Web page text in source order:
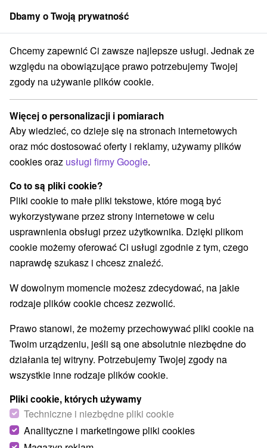
członek grupySorger
Penzióny Stredné Slovensko Žilinský kraj Terchová
Penzióny Terchová
Kategorie
Wszystkie kategorie
Hotele na Slovacji(4)
Apartmány(11) Chaty na prenájom
Drevenice (44) Penzióny
Wybierz lokalizację lub datę
WSZYSTKO TOP - BESTSELLERY NAJTAŃSZE
Dbamy o Twoją prywatność
Chcemy zapewnić Ci zawsze najlepsze usługi. Jednak ze
względu na obowiązujące prawo potrzebujemy Twojej
zgody na używanie plików cookie.
Więcej o personalizacji i pomiarach
Aby wiedzieć, co dzieje się na stronach internetowych
oraz móc dostosować oferty i reklamy, używamy plików
cookies oraz usługi firmy Google.
Co to są pliki cookie?
Pliki cookie to małe pliki tekstowe, które mogą być
wykorzystywane przez strony internetowe w celu
usprawnienia obsługi przez użytkownika. Dzięki plikom
cookie możemy oferować Ci usługi zgodnie z tym, czego
naprawdę szukasz i chcesz znaleźć.
W dowolnym momencie możesz zdecydować, na jakie
rodzaje plików cookie chcesz zezwolić.
Prawo stanowi, że możemy przechowywać pliki cookie na
Twoim urządzeniu, jeśli są one absolutnie niezbędne do
działania tej witryny. Potrzebujemy Twojej zgody na
wszystkie inne rodzaje plików cookie.
Pliki cookie, których używamy
Techniczne i niezbędne pliki cookie
Analityczne i marketingowe pliki cookies